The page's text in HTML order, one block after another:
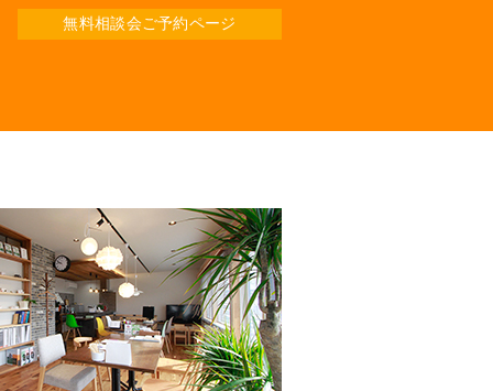
無料相談会ご予約ページ